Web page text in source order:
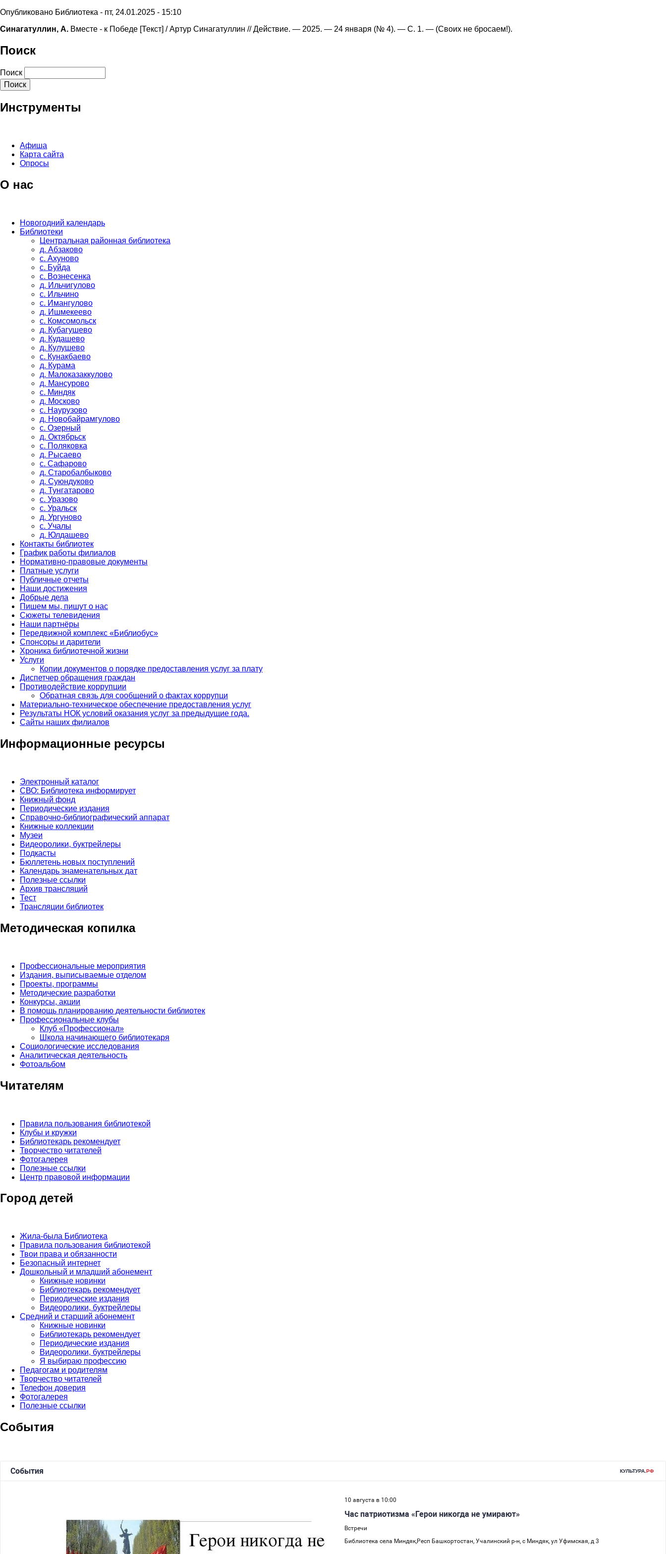
Опубликовано Библиотека - пт, 24.01.2025 - 15:10
Синагатуллин, А. Вместе - к Победе [Текст] / Артур Синагатуллин // Действие. — 2025. — 24 января (№ 4). — С. 1. — (Своих не бросаем!).
Поиск
Поиск
Инструменты
Афиша
Карта сайта
Опросы
О нас
Новогодний календарь
Библиотеки
Центральная районная библиотека
д. Абзаково
с. Ахуново
с. Буйда
с. Вознесенка
д. Ильчигулово
с. Ильчино
с. Имангулово
д. Ишмекеево
с. Комсомольск
д. Кубагушево
д. Кудашево
д. Кулушево
с. Кунакбаево
д. Курама
д. Малоказаккулово
д. Мансурово
с. Миндяк
д. Москово
с. Наурузово
д. Новобайрамгулово
с. Озерный
д. Октябрьск
с. Поляковка
д. Рысаево
с. Сафарово
д. Старобалбыково
д. Суюндуково
д. Тунгатарово
с. Уразово
с. Уральск
д. Ургуново
с. Учалы
д. Юлдашево
Контакты библиотек
График работы филиалов
Нормативно-правовые документы
Платные услуги
Публичные отчеты
Наши достижения
Добрые дела
Пишем мы, пишут о нас
Сюжеты телевидения
Наши партнёры
Передвижной комплекс «Библиобус»
Спонсоры и дарители
Хроника библиотечной жизни
Услуги
Копии документов о порядке предоставления услуг за плату
Диспетчер обращения граждан
Противодействие коррупции
Обратная связь для сообщений о фактах коррупци
Материально-техническое обеспечение предоставления услуг
Результаты НОК условий оказания услуг за предыдущие года.
Сайты наших филиалов
Информационные ресурсы
Электронный каталог
СВО: Библиотека информирует
Книжный фонд
Периодические издания
Справочно-библиографический аппарат
Книжные коллекции
Музеи
Видеоролики, буктрейлеры
Подкасты
Бюллетень новых поступлений
Календарь знаменательных дат
Полезные ссылки
Архив трансляций
Тест
Трансляции библиотек
Методическая копилка
Профессиональные мероприятия
Издания, выписываемые отделом
Проекты, программы
Методические разработки
Конкурсы, акции
В помощь планированию деятельности библиотек
Профессиональные клубы
Клуб «Профессионал»
Школа начинающего библиотекаря
Социологические исследования
Аналитическая деятельность
Фотоальбом
Читателям
Правила пользования библиотекой
Клубы и кружки
Библиотекарь рекомендует
Творчество читателей
Фотогалерея
Полезные ссылки
Центр правовой информации
Город детей
Жила-была Библиотека
Правила пользования библиотекой
Твои права и обязанности
Безопасный интернет
Дошкольный и младший абонемент
Книжные новинки
Библиотекарь рекомендует
Периодические издания
Видеоролики, буктрейлеры
Средний и старший абонемент
Книжные новинки
Библиотекарь рекомендует
Периодические издания
Видеоролики, буктрейлеры
Я выбираю профессию
Педагогам и родителям
Творчество читателей
Телефон доверия
Фотогалерея
Полезные ссылки
События